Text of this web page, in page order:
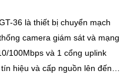
36 là thiết bị chuyển mạch
camera giám sát và mạng
100Mbps và 1 cổng uplink
hiệu và cấp nguồn lên đến